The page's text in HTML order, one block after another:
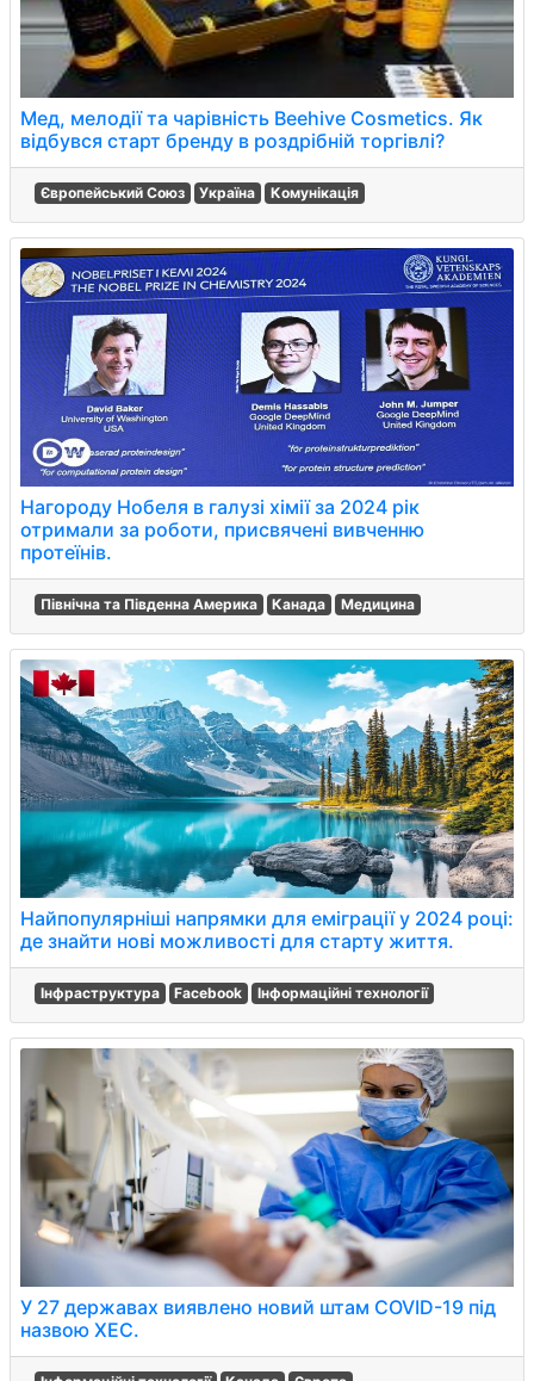
Мед, мелодії та чарівність Beehive Cosmetics. Як
відбувся старт бренду в роздрібній торгівлі?
Європейський Союз Україна Комунікація
Нагороду Нобеля в галузі хімії за 2024 рік
отримали за роботи, присвячені вивченню
протеїнів.
Північна та Південна Америка Канада Медицина
Найпопулярніші напрямки для еміграції у 2024 році:
де знайти нові можливості для старту життя.
Інфраструктура Facebook Інформаційні технології
У 27 державах виявлено новий штам COVID-19 під
назвою XEC.